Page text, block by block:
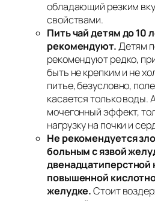
обладающий резким
свойствами.
Пить чай детям до 10
рекомендуют.Детям
рекомендуют редко,
быть не крепким и не
питье, безусловно,
касается только воды.
мочегонный эффект,
нагрузку на почки и
Не рекомендуется
больным с язвой
двенадцатиперстной
повышенной
желудке.Стоит